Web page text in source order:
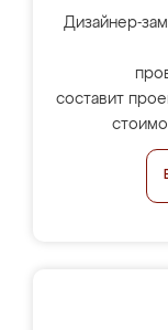
Дизайнер-
составит